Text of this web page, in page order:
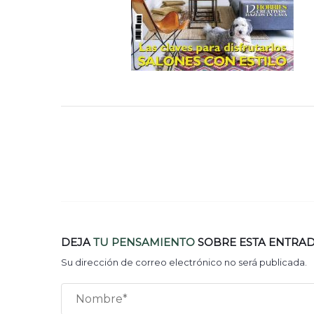
DEJATU PENSAMIENTO SOBRE ESTA
Su dirección de correo electrónico no será publicada.